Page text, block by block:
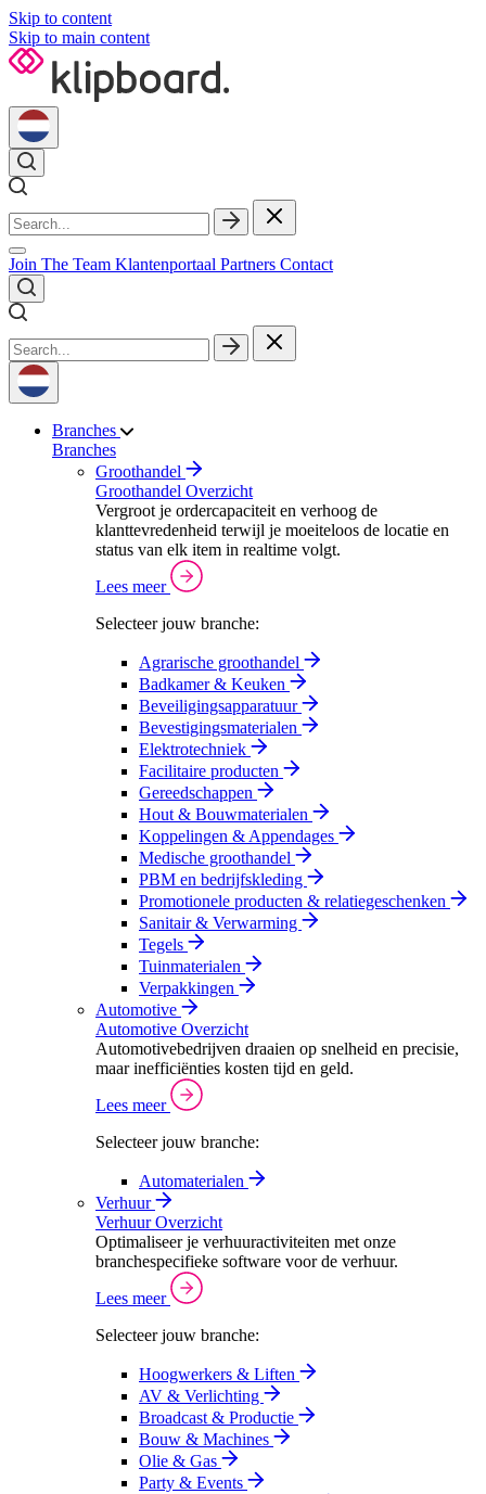
Skip to content
Skip to main content
Join The Team Klantenportaal Partners Contact
Branches
Branches
Groothandel
Groothandel Overzicht
Vergroot je ordercapaciteit en verhoog de
klanttevredenheid terwijl je moeiteloos de locatie en
status van elk item in realtime volgt.
Lees meer
Selecteer jouw branche:
Agrarische groothandel
Badkamer & Keuken
Beveiligingsapparatuur
Bevestigingsmaterialen
Elektrotechniek
Facilitaire producten
Gereedschappen
Hout & Bouwmaterialen
Koppelingen & Appendages
Medische groothandel
PBM en bedrijfskleding
Promotionele producten & relatiegeschenken
Sanitair & Verwarming
Tegels
Tuinmaterialen
Verpakkingen
Automotive
Automotive Overzicht
Automotivebedrijven draaien op snelheid en precisie,
maar inefficiënties kosten tijd en geld.
Lees meer
Selecteer jouw branche:
Automaterialen
Verhuur
Verhuur Overzicht
Optimaliseer je verhuuractiviteiten met onze
branchespecifieke software voor de verhuur.
Lees meer
Selecteer jouw branche:
Hoogwerkers & Liften
AV & Verlichting
Broadcast & Productie
Bouw & Machines
Olie & Gas
Party & Events